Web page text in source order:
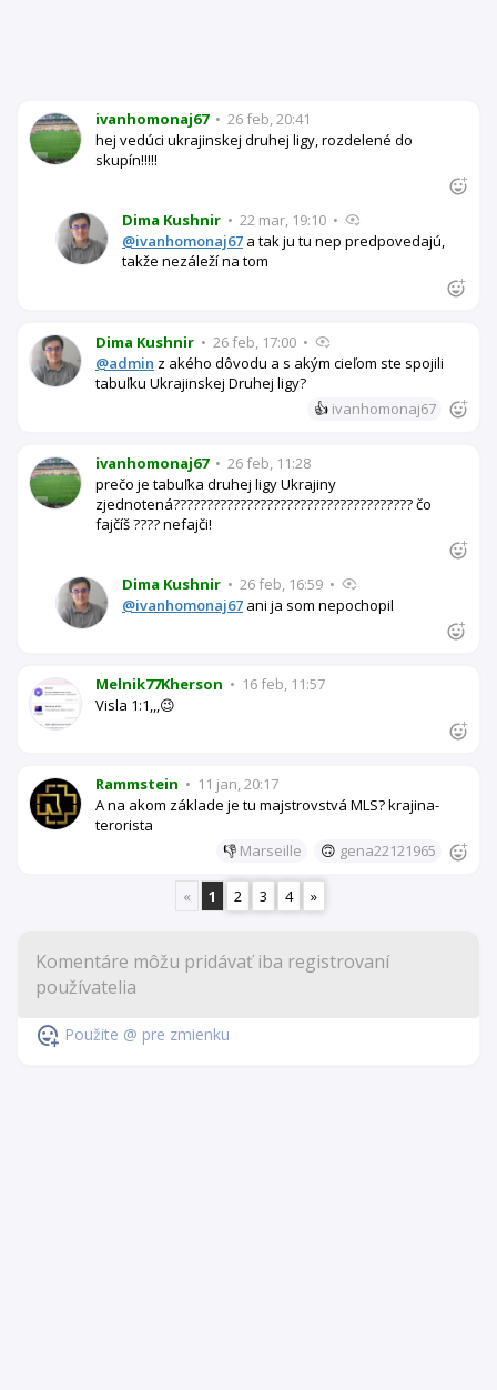
ivanhomonaj67 • 26 feb, 20:41
hej vedúci ukrajinskej druhej ligy, rozdelené do
skupín!!!!!
Dima Kushnir • 22 mar, 19:10 •
@ivanhomonaj67 a tak ju tu nep predpovedajú,
takže nezáleží na tom
Dima Kushnir • 26 feb, 17:00 •
@admin z akého dôvodu a s akým cieľom ste spojili
tabuľku Ukrajinskej Druhej ligy?
👍 ivanhomonaj67
ivanhomonaj67 • 26 feb, 11:28
prečo je tabuľka druhej ligy Ukrajiny
zjednotená???????????????????????????????????? čo
fajčíš ???? nefajči!
Dima Kushnir • 26 feb, 16:59 •
@ivanhomonaj67 ani ja som nepochopil
Melnik77Kherson • 16 feb, 11:57
Visla 1:1,,,😉
Rammstein • 11 jan, 20:17
A na akom základe je tu majstrovstvá MLS? krajina-
terorista
👎 Marseille 🙃 gena22121965
« 1 2 3 4 »
Použite @ pre zmienku